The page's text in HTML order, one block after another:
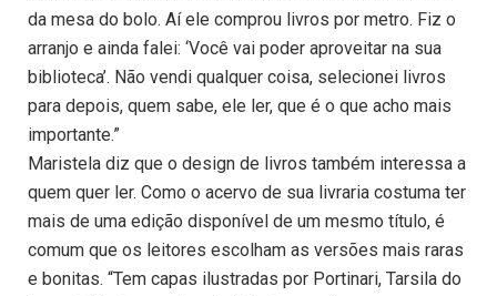
da mesa do bolo. Aí ele comprou livros por metro. Fiz o
arranjo e ainda falei: ‘Você vai poder aproveitar na sua
biblioteca’. Não vendi qualquer coisa, selecionei livros
para depois, quem sabe, ele ler, que é o que acho mais
importante.”
Maristela diz que o design de livros também interessa a
quem quer ler. Como o acervo de sua livraria costuma ter
mais de uma edição disponível de um mesmo título, é
comum que os leitores escolham as versões mais raras
e bonitas. “Tem capas ilustradas por Portinari, Tarsila do